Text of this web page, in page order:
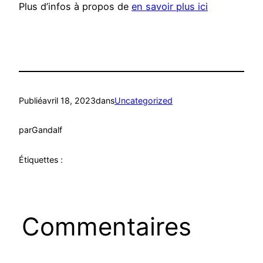
Plus d’infos à propos de en savoir plus ici
Publiéavril 18, 2023dansUncategorized
parGandalf
Étiquettes :
Commentaires